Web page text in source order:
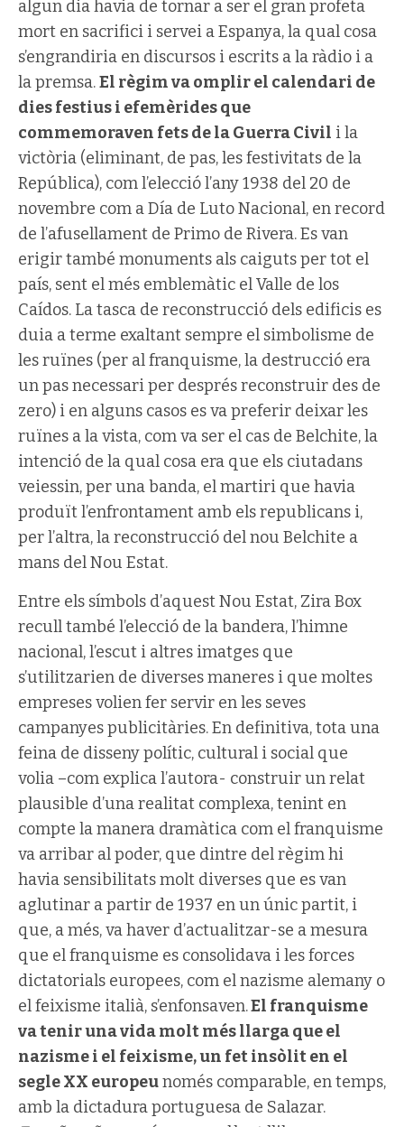
algun dia havia de tornar a ser el gran profeta
mort en sacrifici i servei a Espanya, la qual cosa
s’engrandiria en discursos i escrits a la ràdio i a
la premsa.El règim va omplir el calendari de
dies festius i efemèrides que
commemoraven fets de la Guerra Civil i la
victòria (eliminant, de pas, les festivitats de la
República), com l’elecció l’any 1938 del 20 de
novembre com a Día de Luto Nacional, en record
de l’afusellament de Primo de Rivera. Es van
erigir també monuments als caiguts per tot el
país, sent el més emblemàtic el Valle de los
Caídos. La tasca de reconstrucció dels edificis es
duia a terme exaltant sempre el simbolisme de
les ruïnes (per al franquisme, la destrucció era
un pas necessari per després reconstruir des de
zero) i en alguns casos es va preferir deixar les
ruïnes a la vista, com va ser el cas de Belchite, la
intenció de la qual cosa era que els ciutadans
veiessin, per una banda, el martiri que havia
produït l’enfrontament amb els republicans i,
per l’altra, la reconstrucció del nou Belchite a
mans del Nou Estat.
Entre els símbols d’aquest Nou Estat, Zira Box
recull també l’elecció de la bandera, l’himne
nacional, l’escut i altres imatges que
s’utilitzarien de diverses maneres i que moltes
empreses volien fer servir en les seves
campanyes publicitàries. En definitiva, tota una
feina de disseny polític, cultural i social que
volia –com explica l’autora- construir un relat
plausible d’una realitat complexa, tenint en
compte la manera dramàtica com el franquisme
va arribar al poder, que dintre del règim hi
havia sensibilitats molt diverses que es van
aglutinar a partir de 1937 en un únic partit, i
que, a més, va haver d’actualitzar-se a mesura
que el franquisme es consolidava i les forces
dictatorials europees, com el nazisme alemany o
el feixisme italià, s’enfonsaven.El franquisme
va tenir una vida molt més llarga que el
nazisme i el feixisme, un fet insòlit en el
segle XX europeunomés comparable, en temps,
amb la dictadura portuguesa de Salazar.